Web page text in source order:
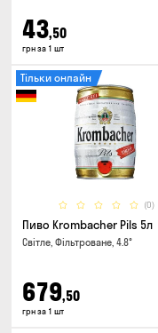
43,50
грн за 1 шт
(0)
Тільки онлайн
Пиво Krombacher Pils 5л
Світле, Фільтроване, 4.8°
679,50
грн за 1 шт